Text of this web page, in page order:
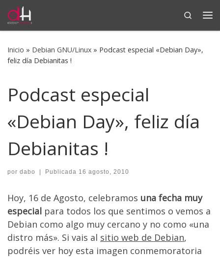
Saltar al contenido
Search
Inicio » Debian GNU/Linux » Podcast especial «Debian Day»,
feliz día Debianitas !
Podcast especial
«Debian Day», feliz día
Debianitas !
por dabo | Publicada 16 agosto, 2010
Hoy, 16 de Agosto, celebramos una fecha muy
especial para todos los que sentimos o vemos a
Debian como algo muy cercano y no como «una
distro más». Si vais al sitio web de Debian,
podréis ver hoy esta imagen conmemoratoria